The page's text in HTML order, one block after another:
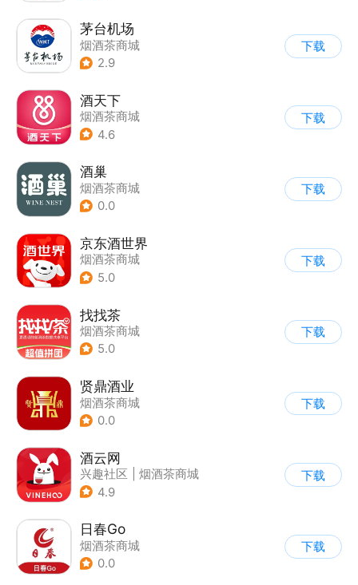
茅台机场
烟酒茶商城
2.9
下载
酒天下
烟酒茶商城
4.6
下载
酒巢
烟酒茶商城
0.0
下载
京东酒世界
烟酒茶商城
5.0
下载
找找茶
烟酒茶商城
5.0
下载
贤鼎酒业
烟酒茶商城
0.0
下载
酒云网
兴趣社区
烟酒茶商城
| 二维码扫码
4.9
下载
日春Go
烟酒茶商城
0.0
下载